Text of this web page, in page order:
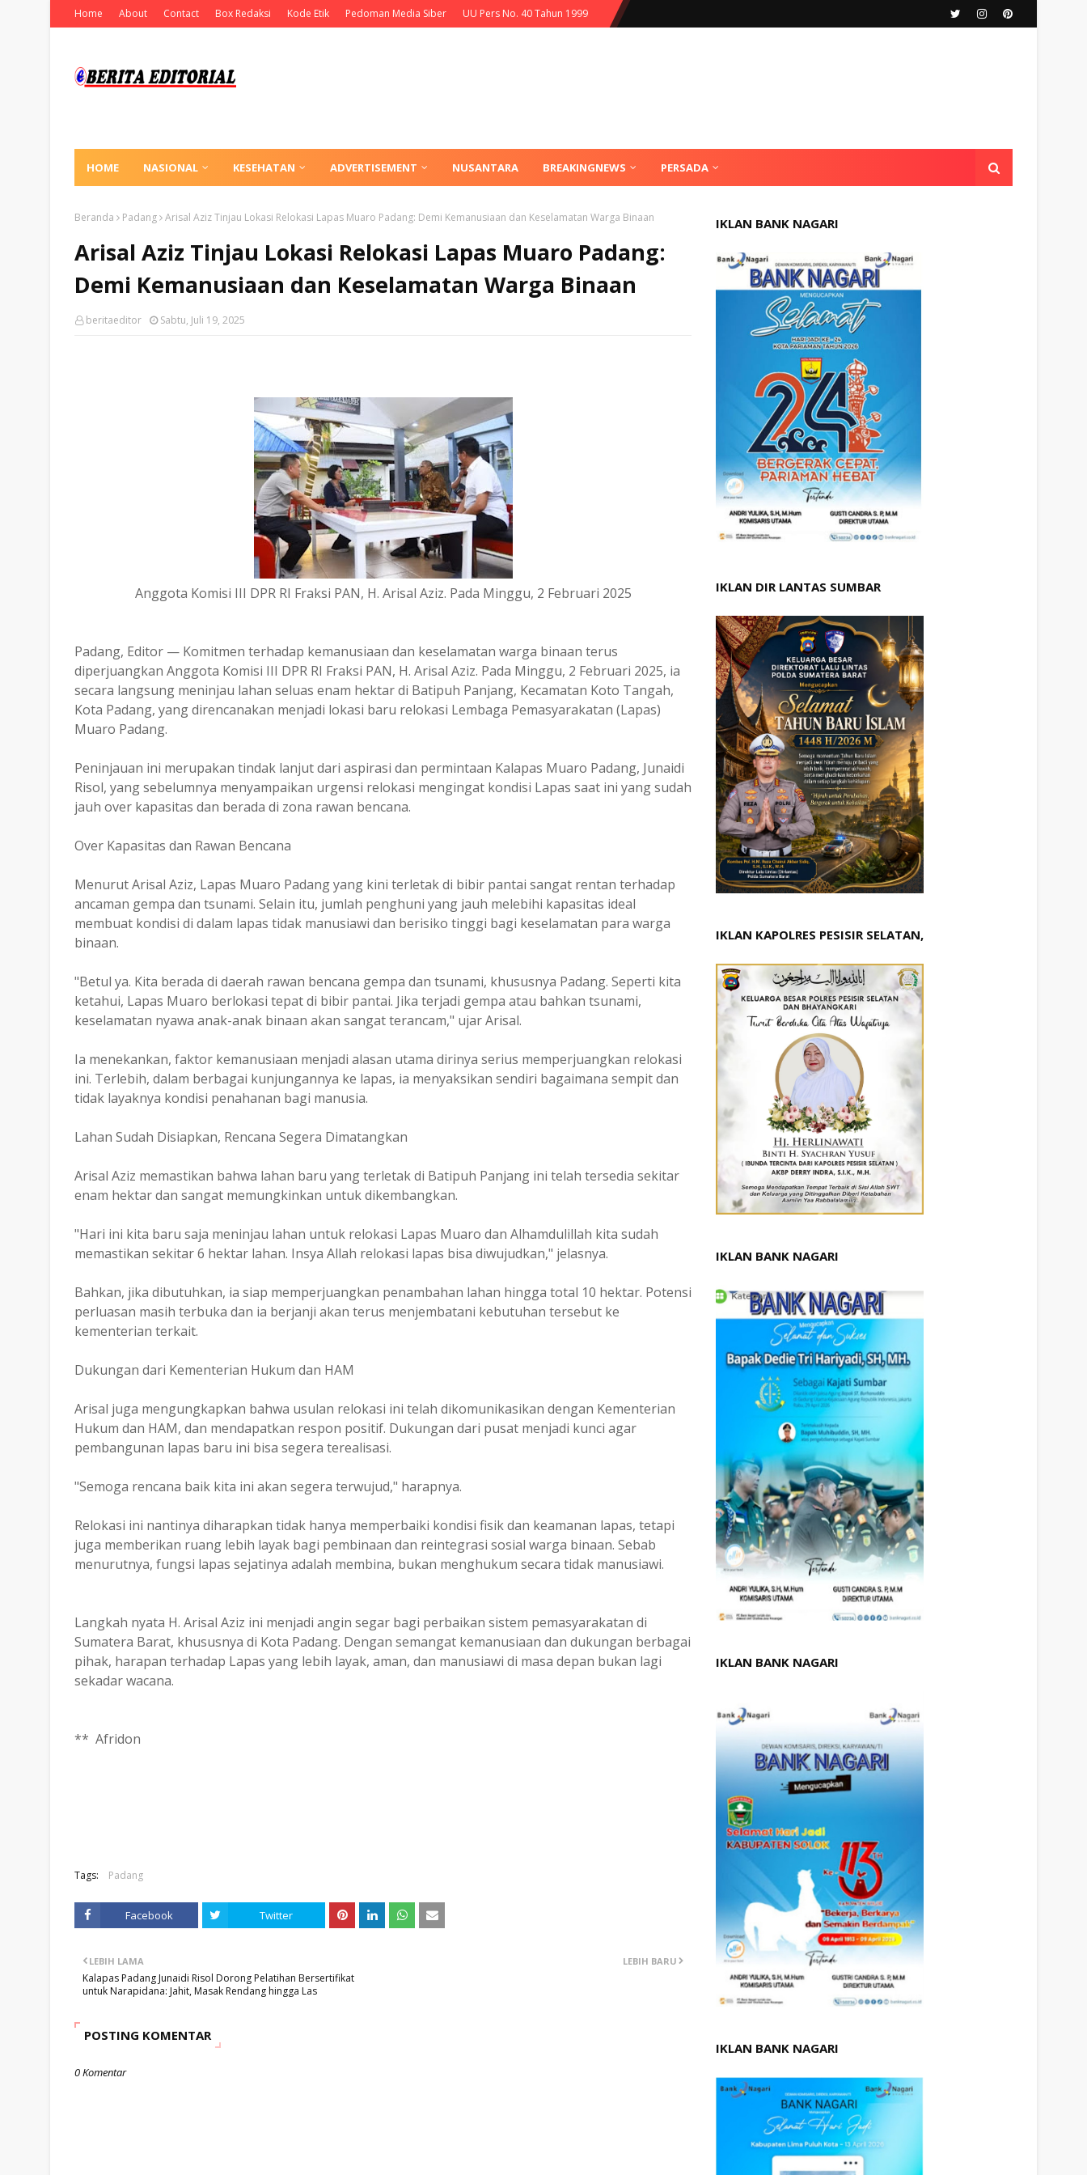
Home About Contact Box Redaksi Kode Etik Pedoman Media Siber UU Pers No. 40 Tahun 1999
HOME NASIONAL KESEHATAN ADVERTISEMENT NUSANTARA BREAKINGNEWS PERSADA
Beranda Padang Arisal Aziz Tinjau Lokasi Relokasi Lapas Muaro Padang: Demi Kemanusiaan dan Keselamatan Warga Binaan
Arisal Aziz Tinjau Lokasi Relokasi Lapas Muaro Padang:
Demi Kemanusiaan dan Keselamatan Warga Binaan
beritaeditor Sabtu, Juli 19, 2025
Anggota Komisi III DPR RI Fraksi PAN, H. Arisal Aziz. Pada Minggu, 2 Februari 2025
Padang, Editor — Komitmen terhadap kemanusiaan dan keselamatan warga binaan terus
diperjuangkan Anggota Komisi III DPR RI Fraksi PAN, H. Arisal Aziz. Pada Minggu, 2 Februari 2025, ia
secara langsung meninjau lahan seluas enam hektar di Batipuh Panjang, Kecamatan Koto Tangah,
Kota Padang, yang direncanakan menjadi lokasi baru relokasi Lembaga Pemasyarakatan (Lapas)
Muaro Padang.
Peninjauan ini merupakan tindak lanjut dari aspirasi dan permintaan Kalapas Muaro Padang, Junaidi
Risol, yang sebelumnya menyampaikan urgensi relokasi mengingat kondisi Lapas saat ini yang sudah
jauh over kapasitas dan berada di zona rawan bencana.
Over Kapasitas dan Rawan Bencana
Menurut Arisal Aziz, Lapas Muaro Padang yang kini terletak di bibir pantai sangat rentan terhadap
ancaman gempa dan tsunami. Selain itu, jumlah penghuni yang jauh melebihi kapasitas ideal
membuat kondisi di dalam lapas tidak manusiawi dan berisiko tinggi bagi keselamatan para warga
binaan.
"Betul ya. Kita berada di daerah rawan bencana gempa dan tsunami, khususnya Padang. Seperti kita
ketahui, Lapas Muaro berlokasi tepat di bibir pantai. Jika terjadi gempa atau bahkan tsunami,
keselamatan nyawa anak-anak binaan akan sangat terancam," ujar Arisal.
Ia menekankan, faktor kemanusiaan menjadi alasan utama dirinya serius memperjuangkan relokasi
ini. Terlebih, dalam berbagai kunjungannya ke lapas, ia menyaksikan sendiri bagaimana sempit dan
tidak layaknya kondisi penahanan bagi manusia.
Lahan Sudah Disiapkan, Rencana Segera Dimatangkan
Arisal Aziz memastikan bahwa lahan baru yang terletak di Batipuh Panjang ini telah tersedia sekitar
enam hektar dan sangat memungkinkan untuk dikembangkan.
"Hari ini kita baru saja meninjau lahan untuk relokasi Lapas Muaro dan Alhamdulillah kita sudah
memastikan sekitar 6 hektar lahan. Insya Allah relokasi lapas bisa diwujudkan," jelasnya.
Bahkan, jika dibutuhkan, ia siap memperjuangkan penambahan lahan hingga total 10 hektar. Potensi
perluasan masih terbuka dan ia berjanji akan terus menjembatani kebutuhan tersebut ke
kementerian terkait.
Dukungan dari Kementerian Hukum dan HAM
Arisal juga mengungkapkan bahwa usulan relokasi ini telah dikomunikasikan dengan Kementerian
Hukum dan HAM, dan mendapatkan respon positif. Dukungan dari pusat menjadi kunci agar
pembangunan lapas baru ini bisa segera terealisasi.
"Semoga rencana baik kita ini akan segera terwujud," harapnya.
Relokasi ini nantinya diharapkan tidak hanya memperbaiki kondisi fisik dan keamanan lapas, tetapi
juga memberikan ruang lebih layak bagi pembinaan dan reintegrasi sosial warga binaan. Sebab
menurutnya, fungsi lapas sejatinya adalah membina, bukan menghukum secara tidak manusiawi.
Langkah nyata H. Arisal Aziz ini menjadi angin segar bagi perbaikan sistem pemasyarakatan di
Sumatera Barat, khususnya di Kota Padang. Dengan semangat kemanusiaan dan dukungan berbagai
pihak, harapan terhadap Lapas yang lebih layak, aman, dan manusiawi di masa depan bukan lagi
sekadar wacana.
** Afridon
Tags: Padang
Facebook Twitter
LEBIH BARU
LEBIH LAMA
Kalapas Padang Junaidi Risol Dorong Pelatihan Bersertifikat
untuk Narapidana: Jahit, Masak Rendang hingga Las
POSTING KOMENTAR
0 Komentar
IKLAN BANK NAGARI
IKLAN DIR LANTAS SUMBAR
IKLAN KAPOLRES PESISIR SELATAN,
IKLAN BANK NAGARI
IKLAN BANK NAGARI
IKLAN BANK NAGARI